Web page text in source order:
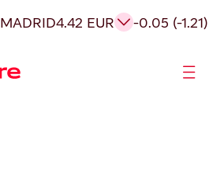
MADRID4.42 EUR -0.05 (-1.21)